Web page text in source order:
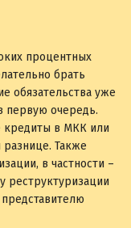
процентных
брать
обязательства уже
первую очередь.
кредиты в МКК или
Также
в частности –
реструктуризации